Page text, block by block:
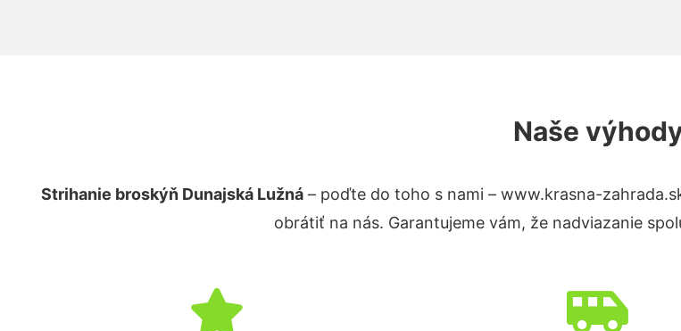
Naše
Strihanie broskýň Dunajská Lužná– poďte do toho s nami – www.krasna-
obrátiť na nás. Garantujeme vám, že nadviazanie